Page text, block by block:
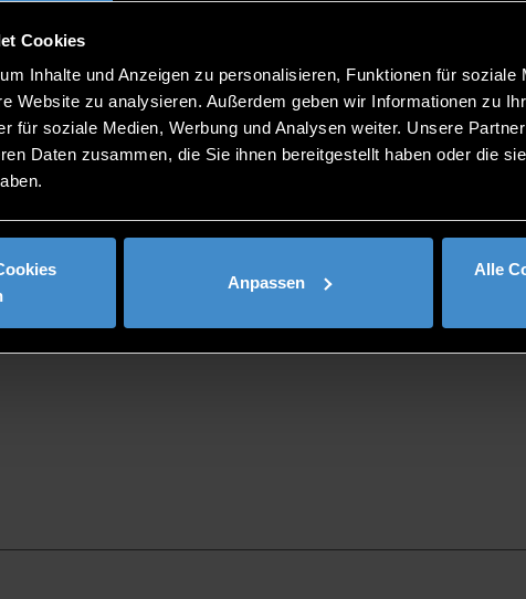
Cookies
Inhalte und Anzeigen zu personalisieren, Funktionen für soziale
Website zu analysieren. Außerdem geben wir Informationen zu
für soziale Medien, Werbung und Analysen weiter. Unsere
Daten zusammen, die Sie ihnen bereitgestellt haben oder die
Anpassen
Alle
SICH DIE